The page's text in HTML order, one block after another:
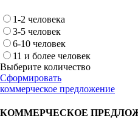
1-2 человека
3-5 человек
6-10 человек
11 и более человек
Выберите количество
Сформировать
коммерческое предложение
КОММЕРЧЕСКОЕ